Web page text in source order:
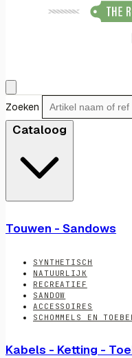
Zoeken
Cataloog
Touwen - Sandows
SYNTHETISCH
NATUURLIJK
RECREATIEF
SANDOW
ACCESSOIRES
SCHOMMELS EN
Kabels - Ketting -